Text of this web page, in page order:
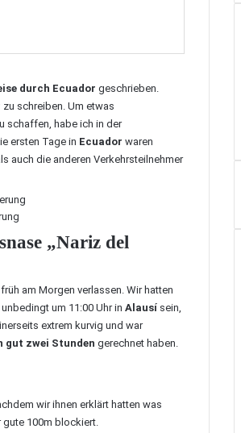
durch Ecuador geschrieben.
zu schreiben. Um etwas
schaffen, habe ich in der
ersten Tage in Ecuador waren
auch die anderen Verkehrsteilnehmer
„Nariz del
am Morgen verlassen. Wir hatten
um 11:00 Uhr in Alausí sein,
extrem kurvig und war
gut zwei Stunden gerechnet haben.
wir ihnen erklärt hatten was
gute 100m blockiert.